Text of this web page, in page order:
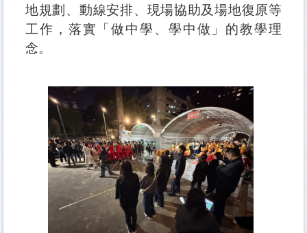
地規劃、動線安排、現場協助及場地復原等
工作，落實「做中學、學中做」的教學理
念。